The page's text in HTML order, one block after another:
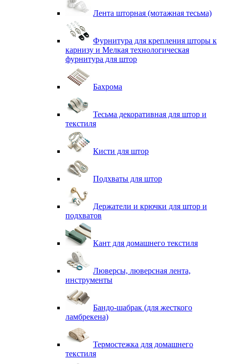
Лента шторная (мотажная тесьма)
Фурнитура для крепления шторы к
карнизу и Мелкая технологическая
фурнитура для штор
Бахрома
Тесьма декоративная для штор и
текстиля
Кисти для штор
Подхваты для штор
Держатели и крючки для штор и
подхватов
Кант для домашнего текстиля
Люверсы, люверсная лента,
инструменты
Бандо-шабрак (для жесткого
ламбрекена)
Термостежка для домашнего
текстиля